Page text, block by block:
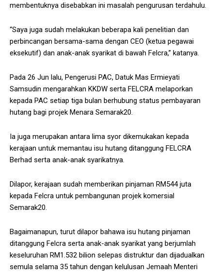
membentuknya disebabkan ini masalah pengurusan terdahulu.
“Saya juga sudah melakukan beberapa kali penelitian dan
perbincangan bersama-sama dengan CEO (ketua pegawai
eksekutif) dan anak-anak syarikat di bawah Felcra,” katanya.
Pada 26 Jun lalu, Pengerusi PAC, Datuk Mas Ermieyati
Samsudin mengarahkan KKDW serta FELCRA melaporkan
kepada PAC setiap tiga bulan berhubung status pembayaran
hutang bagi projek Menara Semarak20.
Ia juga merupakan antara lima syor dikemukakan kepada
kerajaan untuk memantau isu hutang ditanggung FELCRA
Berhad serta anak-anak syarikatnya.
Dilapor, kerajaan sudah memberikan pinjaman RM544 juta
kepada Felcra untuk pembangunan projek komersial
Semarak20.
Bagaimanapun, turut dilapor bahawa isu hutang pinjaman
ditanggung Felcra serta anak-anak syarikat yang berjumlah
keseluruhan RM1.532 bilion selepas distruktur dan dijadualkan
semula selama 35 tahun dengan kelulusan Jemaah Menteri